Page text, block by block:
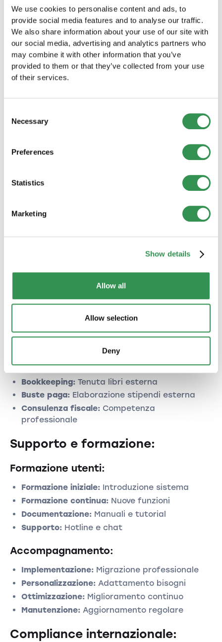
We use cookies to personalise content and ads, to
provide social media features and to analyse our traffic.
We also share information about your use of our site with
our social media, advertising and analytics partners who
may combine it with other information that you’ve
provided to them or that they’ve collected from your use
of their services.
Selection
Necessary
Preferences
Statistics
Marketing
Show details
Allow all
Allow selection
Deny
Analisi:
Consolidamento dati
Sicurezza e backup:
Sicurezza dati:
Diritti accesso:
Concetto ruoli granulare
Strategia backup:
Backup automatico:
Backup giornaliero
Piano continuità:
Quali funzioni necessarie?
Scalabilità:Crescita pianificata
Servizi fiduciari:Per compiti complessi
Bookkeeping: Tenuta libri esterna
Buste paga: Elaborazione stipendi esterna
Consulenza fiscale: Competenza
professionale
Supporto e formazione:
Formazione utenti:
Formazione iniziale: Introduzione sistema
Formazione continua: Nuove funzioni
Documentazione: Manuali e tutorial
Supporto: Hotline e chat
Accompagnamento:
Implementazione: Migrazione professionale
Personalizzazione: Adattamento bisogni
Ottimizzazione: Miglioramento continuo
Manutenzione: Aggiornamento regolare
Compliance internazionale: